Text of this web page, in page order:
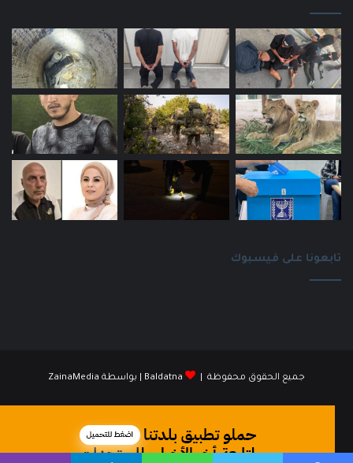
تابعونا على فيسبوك
جميع الحقوق محفوظة | Baldatna | بواسطة ZainaMedia